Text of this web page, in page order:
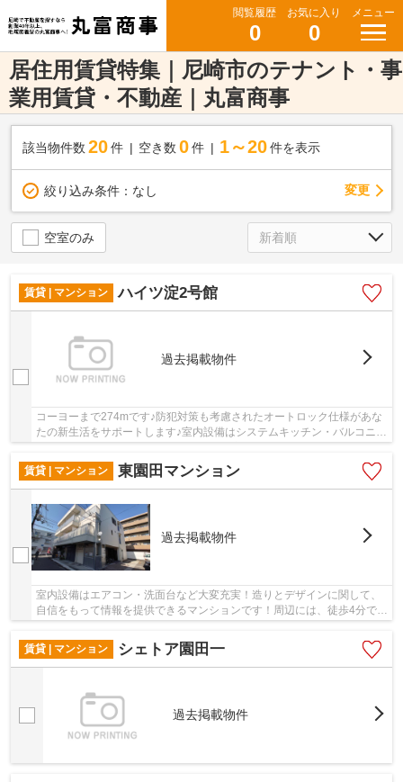
閲覧履歴
0
お気に入り
0
メニュー
居住用賃貸特集｜尼崎市のテナント・事
業用賃貸・不動産｜丸富商事
該当物件数 20件 空き数 0 件 1～20 件を表示
絞り込み条件： なし 変更
空室のみ
賃貸 | マンション ハイツ淀2号館
過去掲載物件
コーヨーまで274mです♪防犯対策も考慮されたオートロック仕様があな
たの新生活をサポートします♪室内設備はシステムキッチン・バルコニ
賃貸 | マンション
東園田マンション
過去掲載物件
室内設備はエアコン・洗面台など大変充実！造りとデザインに関して、
自信をもって情報を提供できるマンションです！周辺には、徒歩4分で利
賃貸 | マンション
シェトア園田一
過去掲載物件